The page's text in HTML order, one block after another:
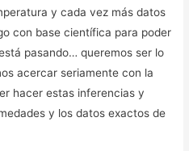
y cada vez más datos
con base científica para poder
pasando… queremos ser lo
acercar seriamente con la
hacer estas inferencias y
y los datos exactos de